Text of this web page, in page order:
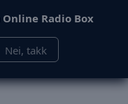
Online Radio Box
Nei, takk